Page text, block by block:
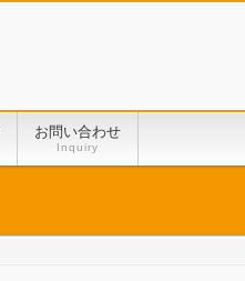
お問い合わせ
Inquiry